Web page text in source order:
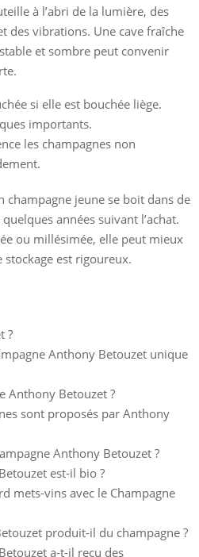
à l’abri de la lumière, des
des vibrations. Une cave fraîche
et sombre peut convenir
si elle est bouchée liège.
importants.
les champagnes non
champagne jeune se boit dans de
années suivant l’achat.
ou millésimée, elle peut mieux
est rigoureux.
?
Anthony Betouzet unique
Anthony Betouzet ?
sont proposés par Anthony
Anthony Betouzet ?
est-il bio ?
mets-vins avec le Champagne
produit-il du champagne ?
a-t-il reçu des